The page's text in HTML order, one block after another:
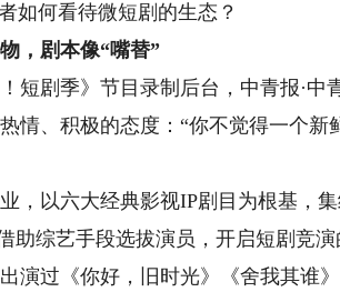
如何看待微短剧的生态？
，剧本像“嘴替”
剧季》节目录制后台，中青报·中
情、积极的态度：“你不觉得一个
以六大经典影视IP剧目为根基，集
助综艺手段选拔演员，开启短剧竞演
过《你好，旧时光》《舍我其谁》